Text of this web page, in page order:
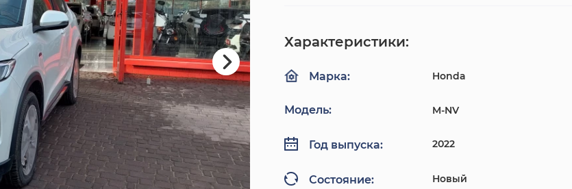
Характеристики:
Марка: Honda
Модель: M-NV
Год выпуска: 2022
Состояние: Новый